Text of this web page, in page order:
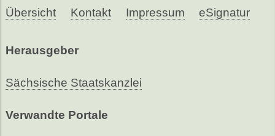
Übersicht Kontakt Impressum eSignatur
Herausgeber
Sächsische Staatskanzlei
Verwandte Portale